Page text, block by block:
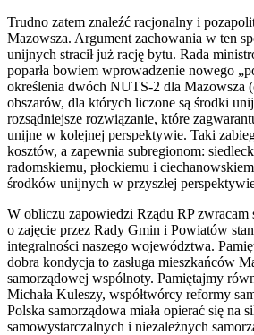
Trudno zatem znaleźć racjonalny i
Mazowsza. Argument zachowania w ten
unijnych stracił już rację bytu. Rada
poparła bowiem wprowadzenie nowego
określenia dwóch NUTS-2 dla Mazowsza
obszarów, dla których liczone są środki
rozsądniejsze rozwiązanie, które
unijne w kolejnej perspektywie. Taki
kosztów, a zapewnia subregionom:
radomskiemu, płockiemu i
środków unijnych w przyszłej
W obliczu zapowiedzi Rządu RP zwracam
o zajęcie przez Rady Gmin i Powiatów
integralności naszego województwa.
dobra kondycja to zasługa mieszkańców
samorządowej wspólnoty. Pamiętajmy
Michała Kuleszy, współtwórcy reformy
Polska samorządowa miała opierać się na
samowystarczalnych i niezależnych